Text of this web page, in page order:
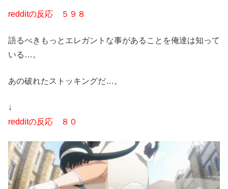
redditの反応 ５９８
語るべきもっとエレガントな事があることを俺達は知って
いる…。
あの破れたストッキングだ…。
↓
redditの反応 ８０